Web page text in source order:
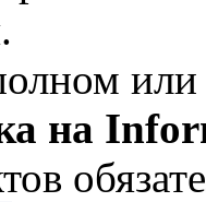
или
на